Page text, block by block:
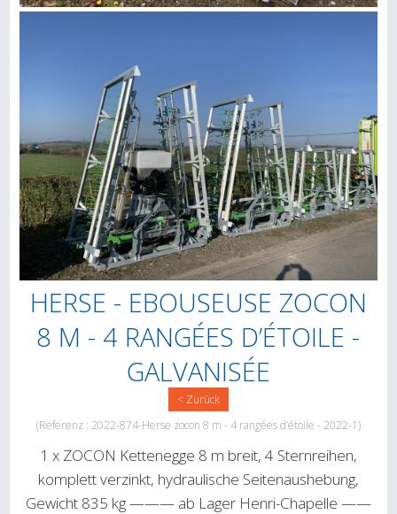
HERSE - EBOUSEUSE ZOCON
8 M - 4 RANGÉES D’ÉTOILE -
GALVANISÉE
< Zurück
(Referenz : 2022-874-Herse zocon 8 m - 4 rangées d’étoile - 2022-1)
1 x ZOCON Kettenegge 8 m breit, 4 Sternreihen,
komplett verzinkt, hydraulische Seitenaushebung,
Gewicht 835 kg ——— ab Lager Henri-Chapelle ——